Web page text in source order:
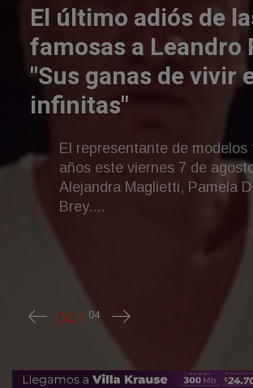
El último adiós de
famosas a Leandro
"Sus ganas de vivir
infinitas"
El representante de modelos
años este viernes 7 de agosto.El
Alejandra Maglietti, Pamela
Brey....